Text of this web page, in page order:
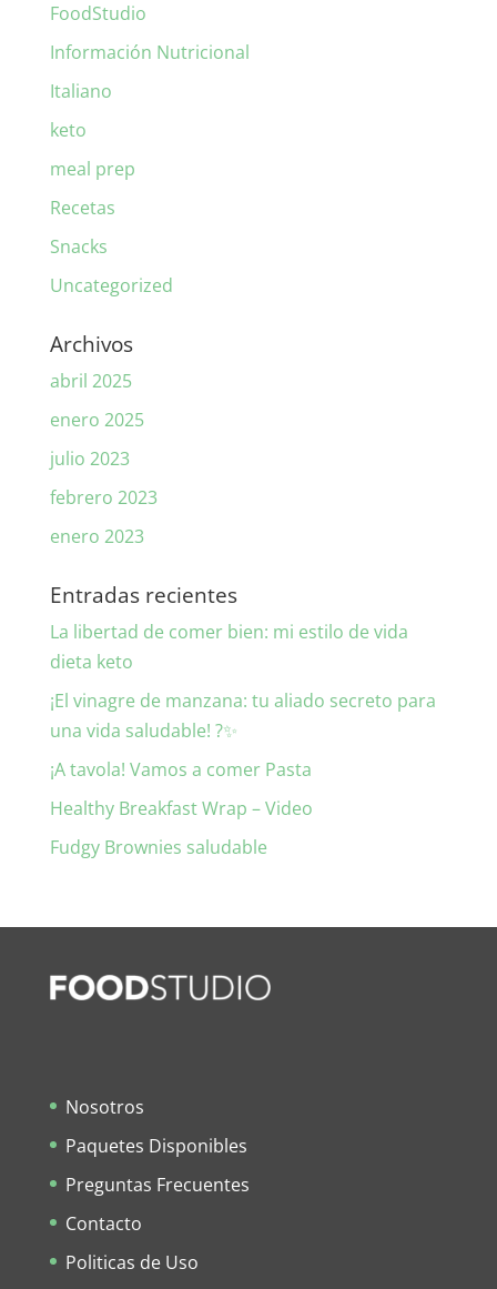
FoodStudio
Información Nutricional
Italiano
keto
meal prep
Recetas
Snacks
Uncategorized
Archivos
abril 2025
enero 2025
julio 2023
febrero 2023
enero 2023
Entradas recientes
La libertad de comer bien: mi estilo de vida
dieta keto
¡El vinagre de manzana: tu aliado secreto para
una vida saludable! ?✨
¡A tavola! Vamos a comer Pasta
Healthy Breakfast Wrap – Video
Fudgy Brownies saludable
Nosotros
Paquetes Disponibles
Preguntas Frecuentes
Contacto
Politicas de Uso